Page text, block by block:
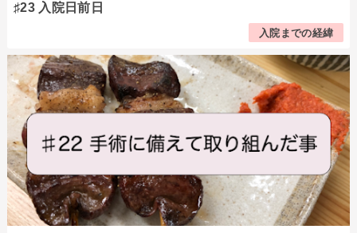
♯23 入院日前日
入院までの経緯